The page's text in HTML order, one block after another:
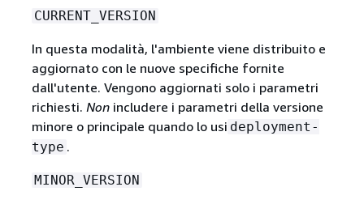
CURRENT_VERSION
In questa modalità, l'ambiente viene distribuito e
aggiornato con le nuove specifiche fornite
dall'utente. Vengono aggiornati solo i parametri
richiesti. Nonincludere i parametri della versione
minore o principale quando lo usi deployment-
type .
MINOR_VERSION